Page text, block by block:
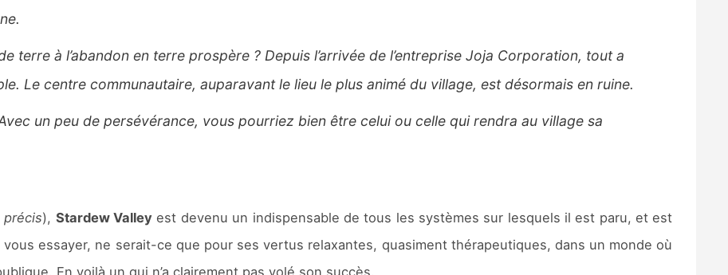
terre à l’abandon en terre prospère ? Depuis l’arrivée de l’entreprise Joja Corporation, tout a
Le centre communautaire, auparavant le lieu le plus animé du village, est désormais en ruine.
un peu de persévérance, vous pourriez bien être celui ou celle qui rendra au village sa
précis), Stardew Valley est devenu un indispensable de tous les systèmes sur lesquels il est paru, et est
essayer, ne serait-ce que pour ses vertus relaxantes, quasiment thérapeutiques, dans un monde où